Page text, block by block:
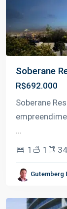
Soberane
R$692.000
Soberane
...
1
1
Gutemberg
Adrianópolis,